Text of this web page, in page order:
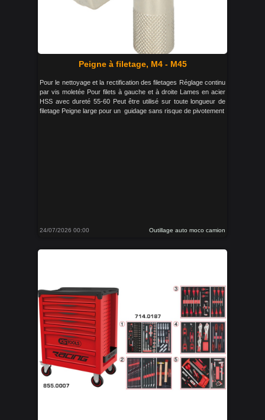
Peigne à filetage, M4 - M45
Pour le nettoyage et la rectification des filetages Réglage continu
par vis moletée Pour filets à gauche et à droite Lames en acier
HSS avec dureté 55-60 Peut être utilisé sur toute longueur de
filetage Peigne large pour un guidage sans risque de pivotement
24/07/2026 00:00 Outillage auto moco camion